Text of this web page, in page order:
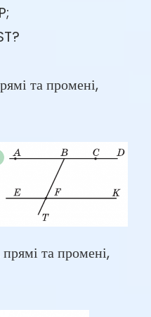
та промені,
прямі та промені,